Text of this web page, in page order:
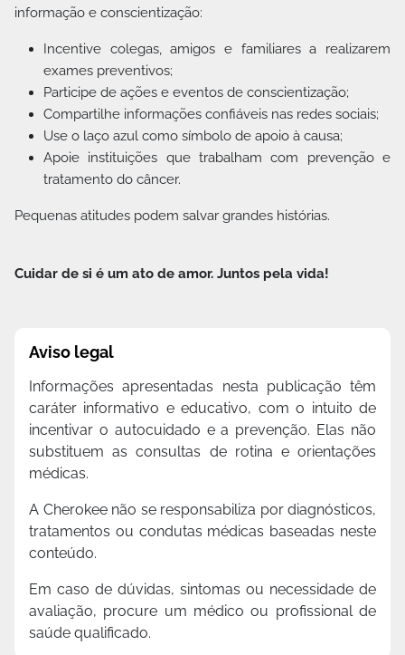
informação e conscientização:
Incentive colegas, amigos e familiares a realizarem
exames preventivos;
Participe de ações e eventos de conscientização;
Compartilhe informações confiáveis nas redes sociais;
Use o laço azul como símbolo de apoio à causa;
Apoie instituições que trabalham com prevenção e
tratamento do câncer.
Pequenas atitudes podem salvar grandes histórias.
Cuidar de si é um ato de amor. Juntos pela vida!
Aviso legal
Disclaimer
Informações apresentadas nesta publicação têm
caráter informativo e educativo, com o intuito de
incentivar o autocuidado e a prevenção. Elas não
substituem as consultas de rotina e orientações
médicas.
A Cherokee não se responsabiliza por diagnósticos,
tratamentos ou condutas médicas baseadas neste
conteúdo.
Em caso de dúvidas, sintomas ou necessidade de
avaliação, procure um médico ou profissional de
saúde qualificado.